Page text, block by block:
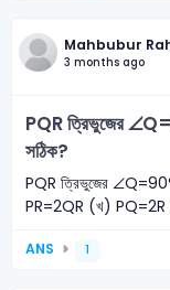
Mahbubur
3 months ago
PQR ত্রিভুজের
সঠিক?
PQR ত্রিভুজের
PR=2QR (খ)
ANS 1